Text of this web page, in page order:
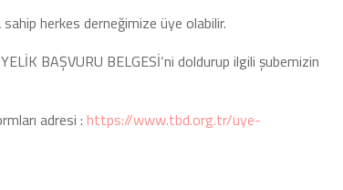
herkes derneğimize üye olabilir.
BAŞVURU BELGESİ‘ni doldurup ilgili şubemizin
adresi : https://www.tbd.org.tr/uye-